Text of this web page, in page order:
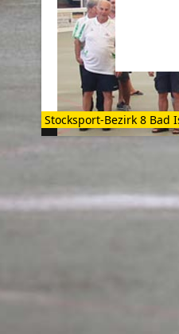
Stocksport-Bezirk 8 Bad